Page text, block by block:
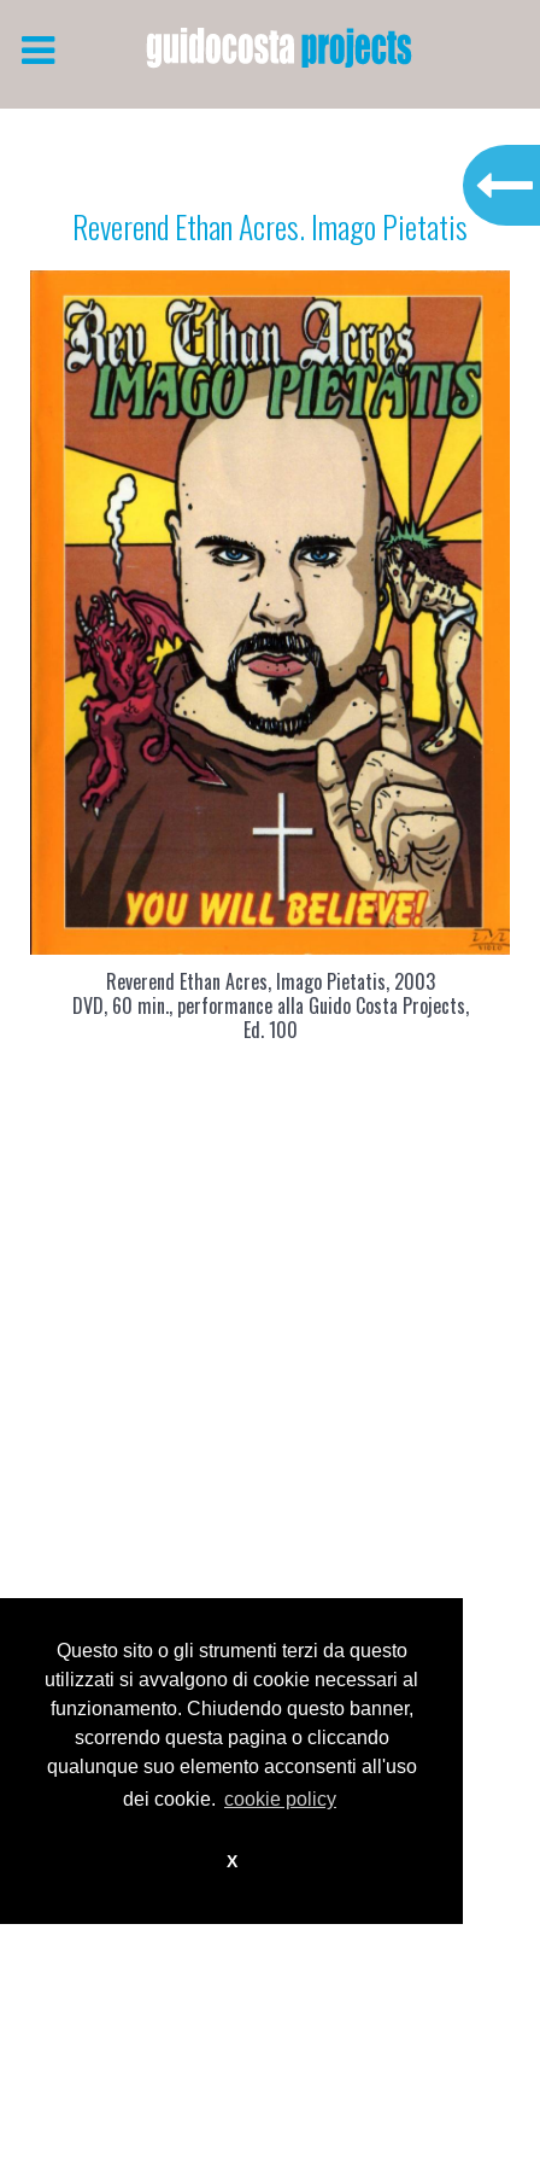
Questo sito o gli strumenti terzi da questo
utilizzati si avvalgono di cookie necessari al
funzionamento. Chiudendo questo banner,
scorrendo questa pagina o cliccando
qualunque suo elemento acconsenti all'uso
dei cookie. cookie policy
X
Reverend Ethan Acres. Imago Pietatis
Reverend Ethan Acres, Imago Pietatis, 2003
DVD, 60 min., performance alla Guido Costa Projects,
Ed. 100
Privacy Policy
© guidocosta projects 2016 - 2026
design bynikita workstation web_sign